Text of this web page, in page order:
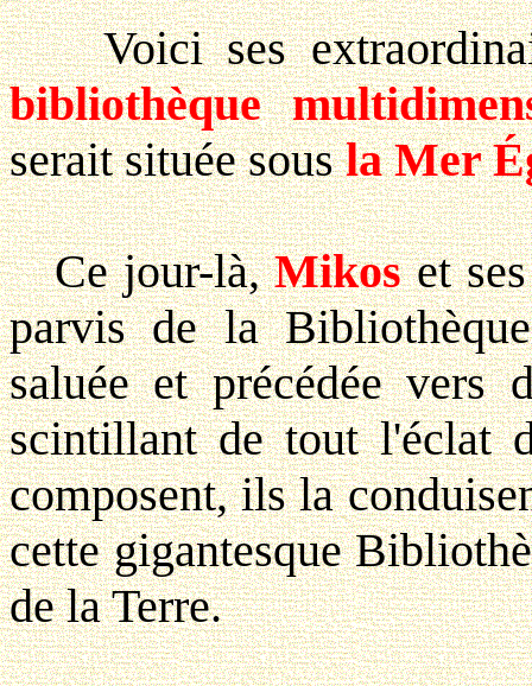
Voici ses
bibliothèque
serait située sousla Mer
Ce jour-là,Mikoset
parvis de la
saluée et précédée vers
scintillant de tout l'éclat
composent, ils la
cette gigantesque
de la Terre.